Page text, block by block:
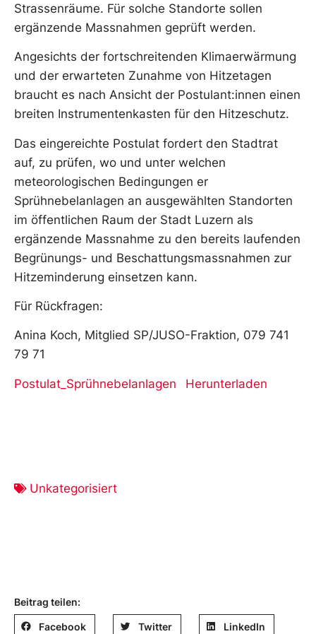
Strassenräume. Für solche Standorte sollen
ergänzende Massnahmen geprüft werden.
Angesichts der fortschreitenden Klimaerwärmung
und der erwarteten Zunahme von Hitzetagen
braucht es nach Ansicht der Postulant:innen einen
breiten Instrumentenkasten für den Hitzeschutz.
Das eingereichte Postulat fordert den Stadtrat
auf, zu prüfen, wo und unter welchen
meteorologischen Bedingungen er
Sprühnebelanlagen an ausgewählten Standorten
im öffentlichen Raum der Stadt Luzern als
ergänzende Massnahme zu den bereits laufenden
Begrünungs- und Beschattungsmassnahmen zur
Hitzeminderung einsetzen kann.
Für Rückfragen:
Anina Koch, Mitglied SP/JUSO-Fraktion, 079 741
79 71
Postulat_Sprühnebelanlagen Herunterladen
Unkategorisiert
Beitrag teilen:
Facebook Twitter LinkedIn